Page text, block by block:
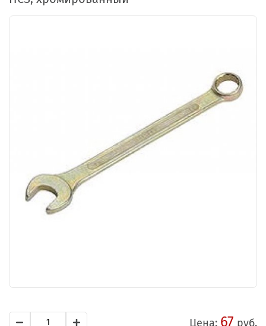
Цена: 67 руб.